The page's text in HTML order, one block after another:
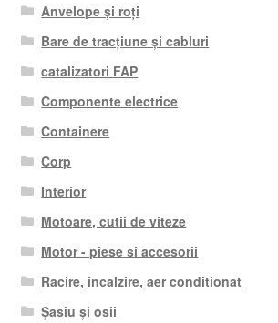
Anvelope și roți
Bare de tracțiune și cabluri
catalizatori FAP
Componente electrice
Containere
Corp
Interior
Motoare, cutii de viteze
Motor - piese si accesorii
Racire, incalzire, aer conditionat
Șasiu și osii